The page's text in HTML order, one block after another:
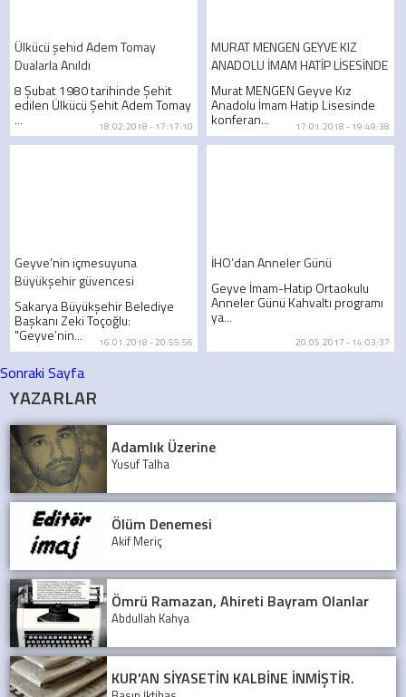
Ülkücü şehid Adem Tomay
Dualarla Anıldı
8 Şubat 1980 tarihinde Şehit
edilen Ülkücü Şehit Adem Tomay
... 18.02.2018 - 17:17:10
MURAT MENGEN GEYVE KIZ
ANADOLU İMAM HATİP LİSESİNDE
Murat MENGEN Geyve Kız
Anadolu İmam Hatip Lisesinde
konferan... 17.01.2018 - 19:49:38
Geyve’nin içmesuyuna
Büyükşehir güvencesi
Sakarya Büyükşehir Belediye
Başkanı Zeki Toçoğlu:
"Geyve’nin... 16.01.2018 - 20:55:56
İHO’dan Anneler Günü
Geyve İmam-Hatip Ortaokulu
Anneler Günü Kahvaltı programı
ya...
20.05.2017 - 14:03:37
Sonraki Sayfa
YAZARLAR
Adamlık Üzerine
Yusuf Talha
Ölüm Denemesi
Akif Meriç
Ömrü Ramazan, Ahireti Bayram Olanlar
Abdullah Kahya
KUR'AN SİYASETİN KALBİNE İNMİŞTİR.